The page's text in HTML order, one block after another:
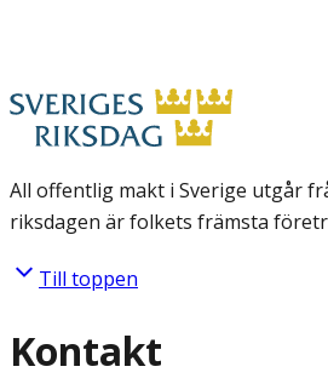
All offentlig makt i Sverige utgår
riksdagen är folkets främsta
Till toppen
Kontakt